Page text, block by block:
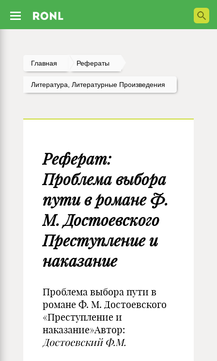
Главная Рефераты
Литература, Литературные Произведения
Реферат:
Проблема выбора
пути в романе Ф.
М. Достоевского
Преступление и
наказание
Проблема выбора пути в
романе Ф. М. Достоевского
«Преступление и
наказание»Автор:
Достоевский Ф.М.